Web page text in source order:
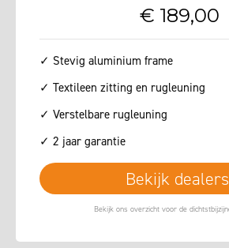
€ 189,00
✓ Stevig aluminium frame
✓ Textileen zitting en rugleuning
✓ Verstelbare rugleuning
✓ 2 jaar garantie
Bekijk dealers